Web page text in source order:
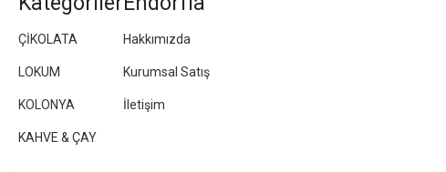
ÇİKOLATA
LOKUM
KOLONYA
KAHVE & ÇAY
Hakkımızda
Kurumsal Satış
İletişim